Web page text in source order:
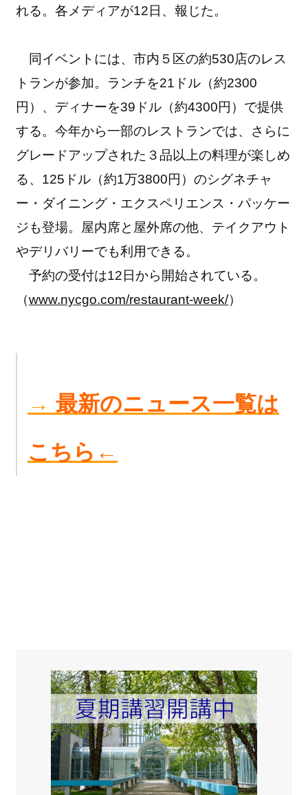
れる。各メディアが12日、報じた。
同イベントには、市内５区の約530店のレス
トランが参加。ランチを21ドル（約2300
円）、ディナーを39ドル（約4300円）で提供
する。今年から一部のレストランでは、さらに
グレードアップされた３品以上の料理が楽しめ
る、125ドル（約1万3800円）のシグネチャ
ー・ダイニング・エクスペリエンス・パッケー
ジも登場。屋内席と屋外席の他、テイクアウト
やデリバリーでも利用できる。
予約の受付は12日から開始されている。
（www.nycgo.com/restaurant-week/）
→最新のニュース一覧は
こちら←